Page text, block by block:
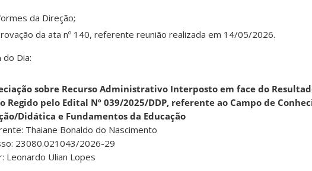
da Direção;
da ata nº 140, referente reunião realizada em 14/05/2026.
Dia:
sobre Recurso Administrativo Interposto em face do
Regido pelo Edital Nº 039/2025/DDP, referente ao Campo de
Didática e Fundamentos da Educação
Thaiane Bonaldo do Nascimento
23080.021043/2026-29
Leonardo Ulian Lopes